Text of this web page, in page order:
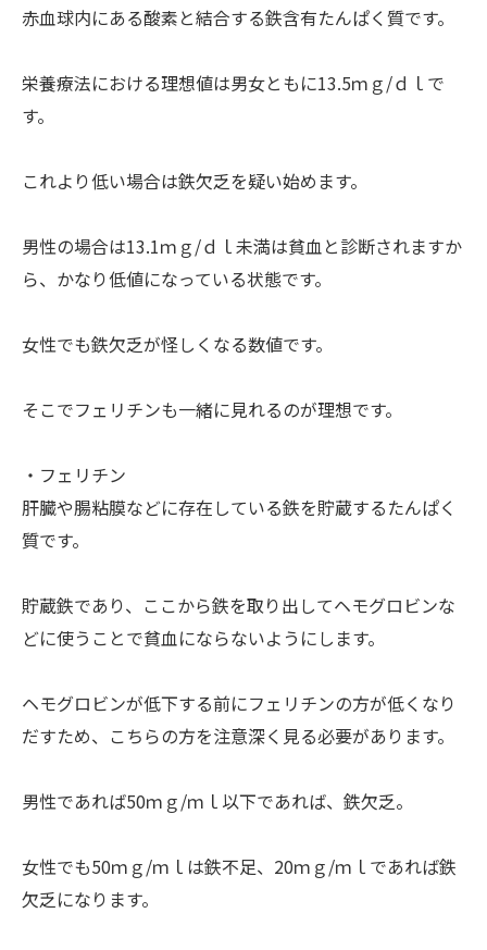
赤血球内にある酸素と結合する鉄含有たんぱく質です。
栄養療法における理想値は男女ともに13.5ｍｇ/ｄｌで
す。
これより低い場合は鉄欠乏を疑い始めます。
男性の場合は13.1ｍｇ/ｄｌ未満は貧血と診断されますか
ら、かなり低値になっている状態です。
女性でも鉄欠乏が怪しくなる数値です。
そこでフェリチンも一緒に見れるのが理想です。
・フェリチン
肝臓や腸粘膜などに存在している鉄を貯蔵するたんぱく
質です。
貯蔵鉄であり、ここから鉄を取り出してヘモグロビンな
どに使うことで貧血にならないようにします。
ヘモグロビンが低下する前にフェリチンの方が低くなり
だすため、こちらの方を注意深く見る必要があります。
男性であれば50ｍｇ/ｍｌ以下であれば、鉄欠乏。
女性でも50ｍｇ/ｍｌは鉄不足、20ｍｇ/ｍｌであれば鉄
欠乏になります。